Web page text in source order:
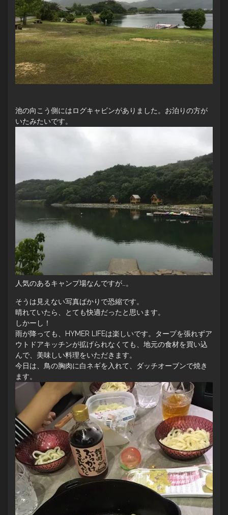
池の向こう側にはログキャビンがありました。お泊りの方が
いたみたいです。
人気のあるキャンプ場なんですが…。
そうは見えない写真ばかりで恐縮です。
晴れていたら、とても快適だったと思います。
しかーし！
雨が降っても、HYMER LIFEは楽しいです。タープを張れずア
ウトドアキッチンが拡げられなくても、地元の食材を買い込
んで、美味しい料理をいただきます。
今日は、鳥の胸肉に白ネギを入れて、ダッチオーブンで焼き
ます。